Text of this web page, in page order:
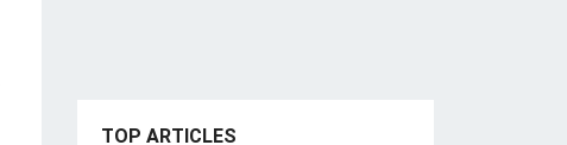
TOP ARTICLES